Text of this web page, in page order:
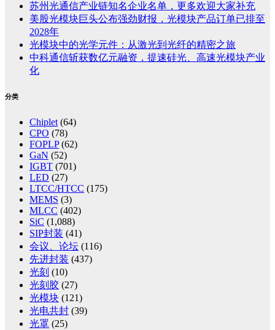
苏州光通信产业链知名企业名单，更多欢迎大家补充
美股光模块巨头公布强劲财报，光模块产品订单已排至
2028年
光模块中的光学元件：从激光到光纤的精密之旅
中科通信斩获数亿元融资，提速硅光、高速光模块产业
化
分类
Chiplet (64)
CPO (78)
FOPLP(62)
GaN (52)
IGBT (701)
LED (27)
LTCC/HTCC (175)
MEMS (3)
MLCC (402)
SiC (1,088)
SIP封装 (41)
会议、论坛 (116)
先进封装 (437)
光刻 (10)
光刻胶 (27)
光模块 (121)
光电共封 (39)
光罩 (25)